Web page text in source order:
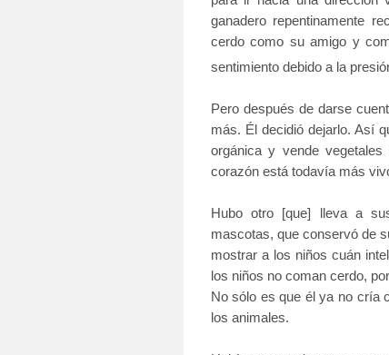
ganadero repentinamente
cerdo como su amigo y
sentimiento debido a la
Pero después de darse
más. Él decidió dejarlo. Así
orgánica y vende
corazón está todavía más
Hubo otro [que] lleva a
mascotas, que conservó de
mostrar a los niños cuán
los niños no coman cerdo,
No sólo es que él ya no cría
los animales.